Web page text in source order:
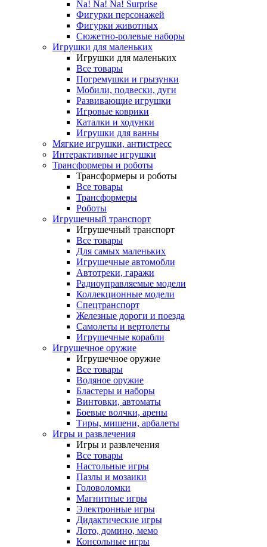
Na! Na! Na! Surprise
Фигурки персонажей
Фигурки животных
Сюжетно-ролевые наборы
Игрушки для маленьких
Игрушки для маленьких
Все товары
Погремушки и грызунки
Мобили, подвески, дуги
Развивающие игрушки
Игровые коврики
Каталки и ходунки
Игрушки для ванны
Мягкие игрушки, антистресс
Интерактивные игрушки
Трансформеры и роботы
Трансформеры и роботы
Все товары
Трансформеры
Роботы
Игрушечный транспорт
Игрушечный транспорт
Все товары
Для самых маленьких
Игрушечные автомобли
Автотреки, гаражи
Радиоуправляемые модели
Коллекционные модели
Спецтранспорт
Железные дороги и поезда
Самолеты и вертолеты
Игрушечные корабли
Игрушечное оружие
Игрушечное оружие
Все товары
Водяное оружие
Бластеры и наборы
Винтовки, автоматы
Боевые волчки, арены
Тиры, мишени, арбалеты
Игры и развлечения
Игры и развлечения
Все товары
Настольные игры
Пазлы и мозаики
Головоломки
Магнитные игры
Электронные игры
Дидактические игры
Лото, домино, мемо
Консольные игры